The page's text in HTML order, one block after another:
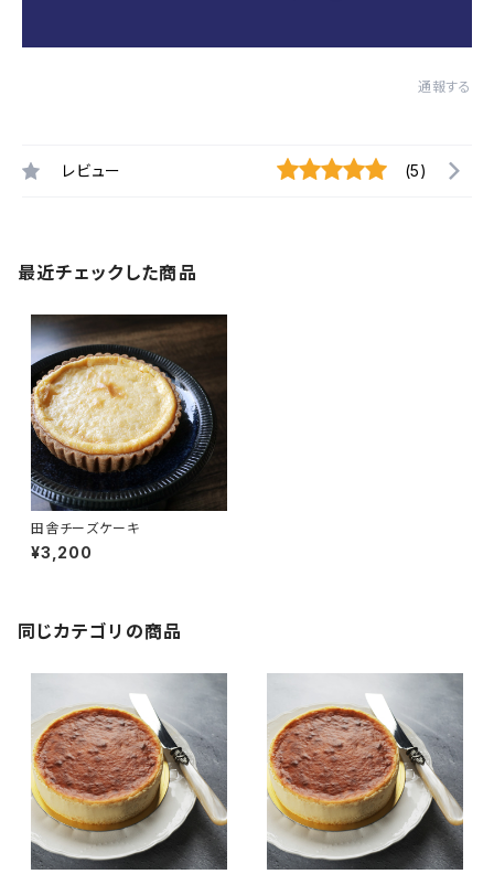
通報する
レビュー (5)
最近チェックした商品
田舎チーズケーキ
¥3,200
同じカテゴリの商品